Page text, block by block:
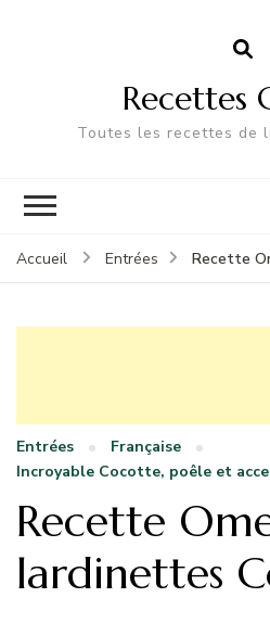
Recettes
Toutes les recettes de
Accueil Entrées Recette
Entrées
Française
Incroyable Cocotte, poêle et
Recette
lardinettes